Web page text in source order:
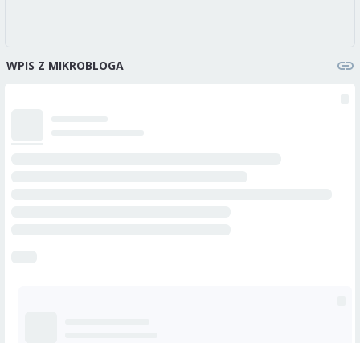
WPIS Z MIKROBLOGA